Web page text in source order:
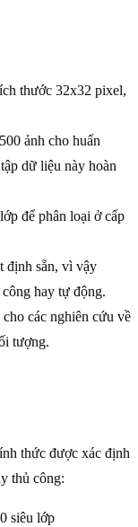
thước 32x32 pixel,
ảnh cho huấn
dữ liệu này hoàn
để phân loại ở cấp
định sẵn, vì vậy
hay tự động.
các nghiên cứu về
tượng.
thức được xác định
thủ công:
siêu lớp